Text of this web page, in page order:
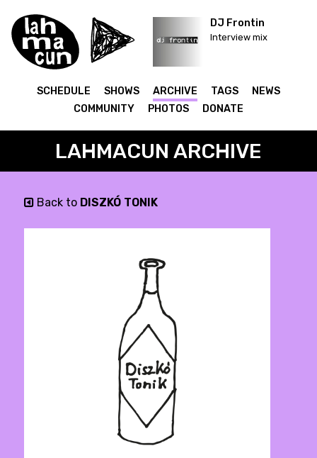
DJ Frontin
Interview mix
SCHEDULE SHOWS ARCHIVE TAGS
NEWS
COMMUNITY
PHOTOS DONATE
LAHMACUN ARCHIVE
Back to DISZKÓ TONIK